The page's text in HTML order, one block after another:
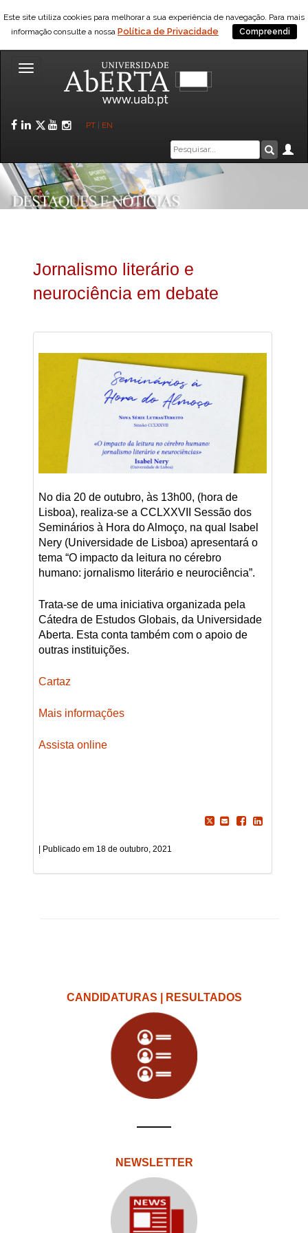
Este site utiliza cookies para melhorar a sua experiência de navegação. Para mais
informação consulte a nossa Política de Privacidade Compreendi
Toggle
Facebook
LinkedIn
Twitter
YouTube
Instagram
PT EN
Caixa
de
pesquisa
Jornalismo literário e
neurociência em debate
No dia 20 de outubro, às 13h00, (hora de
Lisboa), realiza-se a CCLXXVII Sessão dos
Seminários à Hora do Almoço, na qual Isabel
Nery (Universidade de Lisboa) apresentará o
tema “O impacto da leitura no cérebro
humano: jornalismo literário e neurociência”.
Trata-se de uma iniciativa organizada pela
Cátedra de Estudos Globais, da Universidade
Aberta. Esta conta também com o apoio de
outras instituições.
Cartaz
Mais informações
Assista online
18 de outubro, 2021
CANDIDATURAS | RESULTADOS
NEWSLETTER